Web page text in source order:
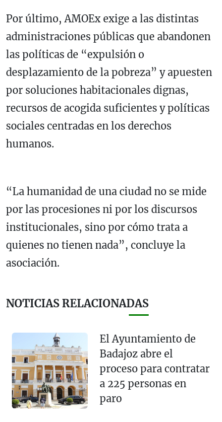
Por último, AMOEx exige a las distintas
administraciones públicas que abandonen
las políticas de “expulsión o
desplazamiento de la pobreza” y apuesten
por soluciones habitacionales dignas,
recursos de acogida suficientes y políticas
sociales centradas en los derechos
humanos.
“La humanidad de una ciudad no se mide
por las procesiones ni por los discursos
institucionales, sino por cómo trata a
quienes no tienen nada”, concluye la
asociación.
NOTICIAS RELACIONADAS
El Ayuntamiento de
Badajoz abre el
proceso para contratar
a 225 personas en
paro